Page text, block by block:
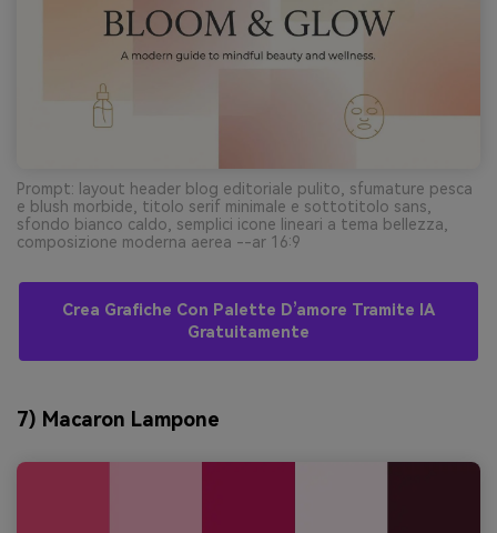
Prompt: layout header blog editoriale pulito, sfumature pesca
e blush morbide, titolo serif minimale e sottotitolo sans,
sfondo bianco caldo, semplici icone lineari a tema bellezza,
composizione moderna aerea --ar 16:9
Crea Grafiche Con Palette D’amore Tramite IA
Gratuitamente
7) Macaron Lampone